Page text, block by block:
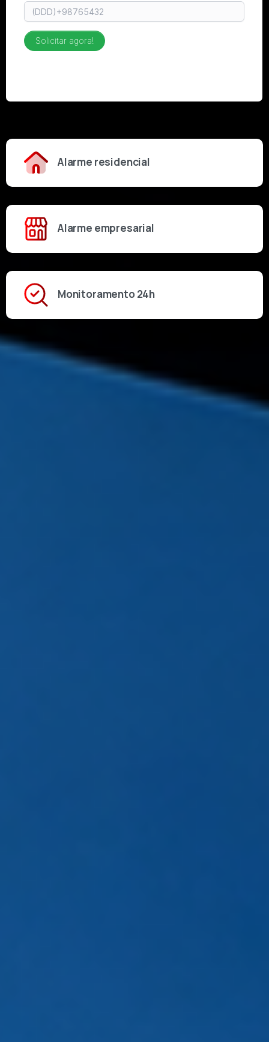
Alarme residencial
Alarme empresarial
Monitoramento 24h